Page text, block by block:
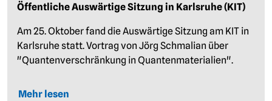
Öffentliche Auswärtige Sitzung in Karlsruhe (KIT)
Am 25. Oktober fand die Auswärtige Sitzung am KIT in
Karlsruhe statt. Vortrag von Jörg Schmalian über
"Quantenverschränkung in Quantenmaterialien".
Mehr lesen